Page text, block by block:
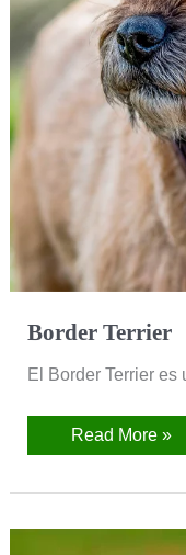
Border Terrier
El Border Terrier es
Read More »